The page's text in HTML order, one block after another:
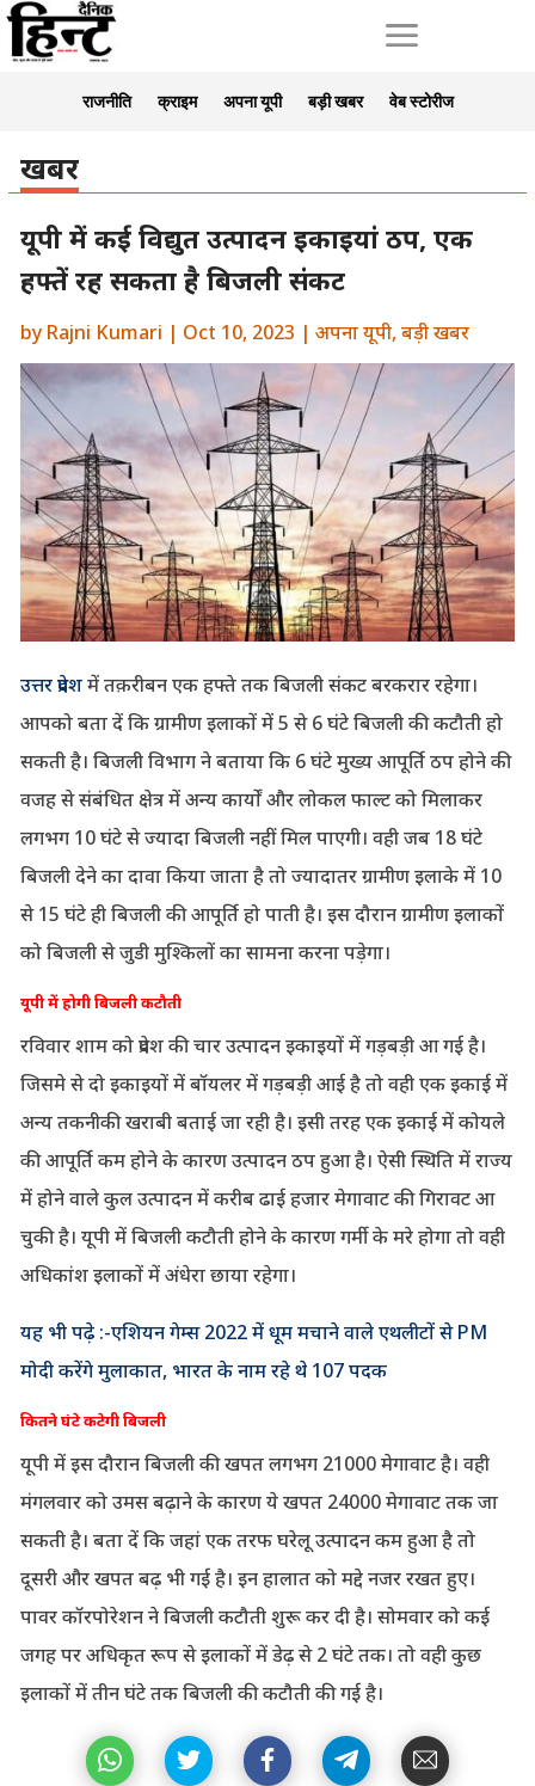
a
राजनीति क्राइम अपना यूपी बड़ी खबर वेब स्टोरीज
खबर
यूपी में कई विद्युत उत्पादन इकाइयां ठप, एक
हफ्तें रह सकता है बिजली संकट
by Rajni Kumari | Oct 10, 2023 | अपना यूपी,बड़ी खबर
उत्तर प्रदेशमें तक़रीबन एक हफ्ते तक बिजली संकट बरकरार रहेगा।
आपको बता दें कि ग्रामीण इलाकों में 5 से 6 घंटे बिजली की कटौती हो
सकती है। बिजली विभाग ने बताया कि 6 घंटे मुख्य आपूर्ति ठप होने की
वजह से संबंधित क्षेत्र में अन्य कार्यों और लोकल फाल्ट को मिलाकर
लगभग 10 घंटे से ज्यादा बिजली नहीं मिल पाएगी। वही जब 18 घंटे
बिजली देने का दावा किया जाता है तो ज्यादातर ग्रामीण इलाके में 10
से 15 घंटे ही बिजली की आपूर्ति हो पाती है। इस दौरान ग्रामीण इलाकों
को बिजली से जुडी मुश्किलों का सामना करना पड़ेगा।
यूपी में होगी बिजली कटौती
रविवार शाम को प्रदेश की चार उत्पादन इकाइयों में गड़बड़ी आ गई है।
जिसमे से दो इकाइयों में बॉयलर में गड़बड़ी आई है तो वही एक इकाई में
अन्य तकनीकी खराबी बताई जा रही है। इसी तरह एक इकाई में कोयले
की आपूर्ति कम होने के कारण उत्पादन ठप हुआ है। ऐसी स्थिति में राज्य
में होने वाले कुल उत्पादन में करीब ढाई हजार मेगावाट की गिरावट आ
चुकी है। यूपी में बिजली कटौती होने के कारण गर्मी के मरे होगा तो वही
अधिकांश इलाकों में अंधेरा छाया रहेगा।
यह भी पढ़े :-एशियन गेम्स 2022 में धूम मचाने वाले एथलीटों से PM
मोदी करेंगे मुलाकात, भारत के नाम रहे थे 107 पदक
कितने घंटे कटेगी बिजली
यूपी में इस दौरान बिजली की खपत लगभग 21000 मेगावाट है। वही
मंगलवार को उमस बढ़ाने के कारण ये खपत 24000 मेगावाट तक जा
सकती है। बता दें कि जहां एक तरफ घरेलू उत्पादन कम हुआ है तो
दूसरी और खपत बढ़ भी गई है। इन हालात को मद्दे नजर रखत हुए।
पावर कॉरपोरेशन ने बिजली कटौती शुरू कर दी है। सोमवार को कई
जगह पर अधिकृत रूप से इलाकों में डेढ़ से 2 घंटे तक। तो वही कुछ
इलाकों में तीन घंटे तक बिजली की कटौती की गई है।